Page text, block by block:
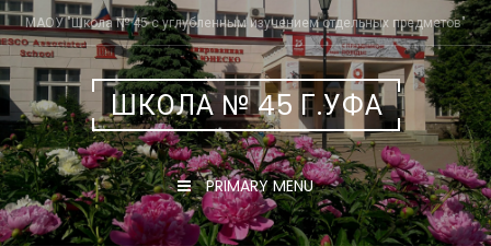
Skip
to
content
МАОУ "Школа № 45 с углубленным изучением отдельных предметов"
ШКОЛА № 45 Г.УФА
PRIMARY MENU